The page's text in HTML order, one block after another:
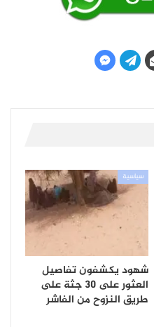
سياسية
شهود يكشفون تفاصيل
العثور على 30 جثة على
طريق النزوح من الفاشر